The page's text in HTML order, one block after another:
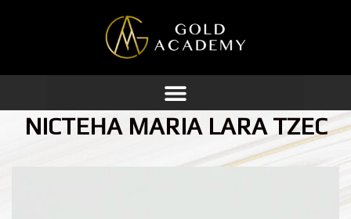
contenido
NICTEHA MARIA LARA TZEC